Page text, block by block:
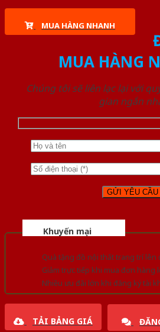
MUA HÀNG NHANH
MUA HÀNG
Chúng tôi sẽ liên lạc lại với
gian ngắn
Khuyến mại
Quà tặng đồ nội thất trang trí lên
Giảm trực tiếp khi mua đơn hàng
Nhiều ưu đãi lớn khi đăng ký tài
TẢI BẢNG GIÁ